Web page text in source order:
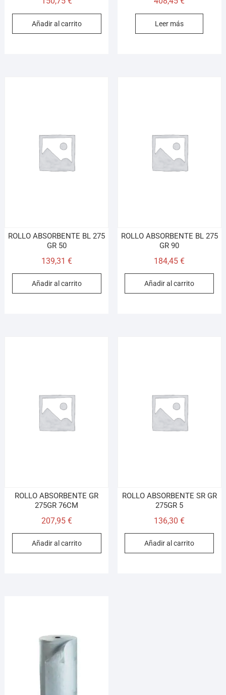
Añadir al carrito Leer más
ROLLO ABSORBENTE BL 275
GR 50
139,31 €
Añadir al carrito
ROLLO ABSORBENTE BL 275
GR 90
184,45€
Añadir al carrito
ROLLO ABSORBENTE GR
275GR 76CM
207,95 €
Añadir al carrito
ROLLO ABSORBENTE SR GR
275GR 5
136,30€
Añadir al carrito